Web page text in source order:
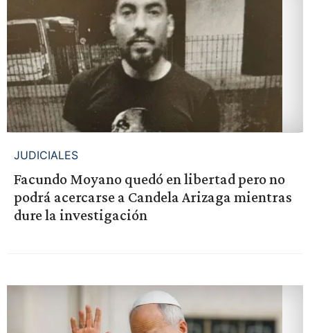
JUDICIALES
Facundo Moyano quedó en libertad pero no
podrá acercarse a Candela Arizaga mientras
dure la investigación